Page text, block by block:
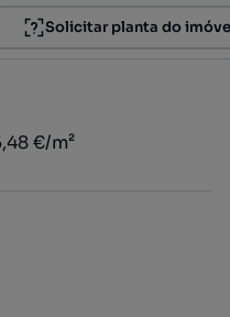
Solicitar planta do
€/m²